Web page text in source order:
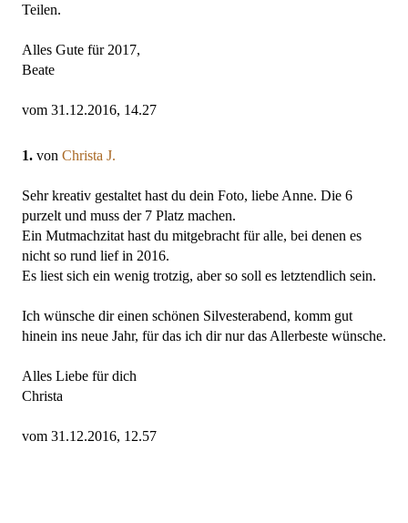
Teilen.
Alles Gute für 2017,
Beate
vom 31.12.2016, 14.27
1. von Christa J.
Sehr kreativ gestaltet hast du dein Foto, liebe Anne. Die 6
purzelt und muss der 7 Platz machen.
Ein Mutmachzitat hast du mitgebracht für alle, bei denen es
nicht so rund lief in 2016.
Es liest sich ein wenig trotzig, aber so soll es letztendlich sein.
Ich wünsche dir einen schönen Silvesterabend, komm gut
hinein ins neue Jahr, für das ich dir nur das Allerbeste wünsche.
Alles Liebe für dich
Christa
vom 31.12.2016, 12.57